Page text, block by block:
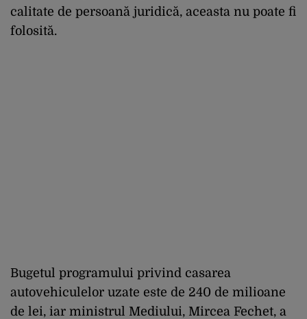
calitate de persoană juridică, aceasta nu poate fi
folosită.
Bugetul programului privind casarea
autovehiculelor uzate este de 240 de milioane
de lei, iar ministrul Mediului, Mircea Fechet, a